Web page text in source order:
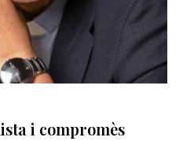
i compromès